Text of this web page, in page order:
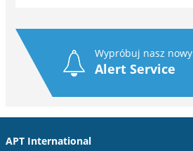
Wypróbuj nasz nowy
Alert Service
APT International